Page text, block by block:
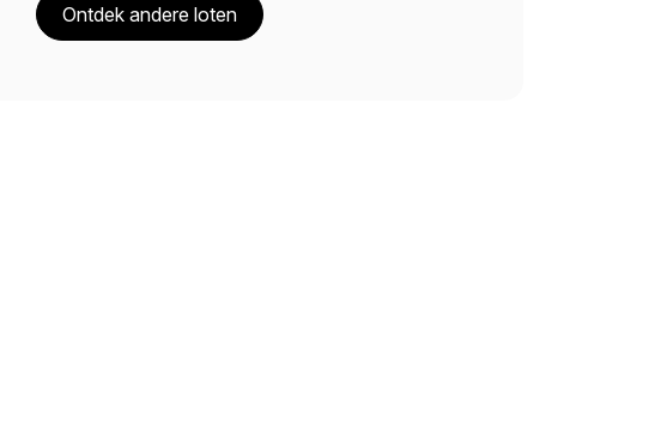
Ontdek andere loten